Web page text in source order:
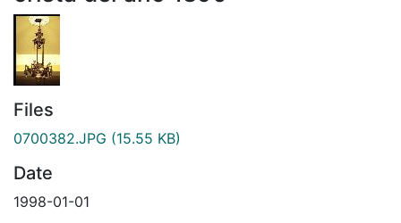
Files
0700382.JPG (15.55 KB)
Date
1998-01-01